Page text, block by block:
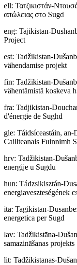
ell: Τατζικιστάν-
απώλειας στο Sugd
eng: Tajikistan-
Project
est: Tadžikistan-
vähendamise projekt
fin: Tadžikistan-
vähentämistä koskeva
fra: Tadjikistan-
d'énergie de Sughd
gle: Táidsíceastáin,
Caillteanais Fuinnimh
hrv: Tadžikistan-
energije u Sugdu
hun: Tádzsikisztán-
energiaveszteségének
ita: Tagikistan-
energetica per Sugd
lav: Tadžikistāna-
samazināšanas projekts
lit: Tadžikistanas-